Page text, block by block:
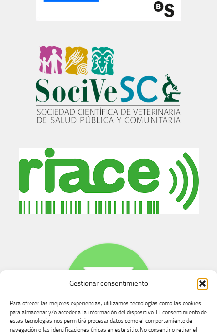
Gestionar consentimiento
Para ofrecer las mejores experiencias, utilizamos tecnologías como las cookies
para almacenar y/o acceder a la información del dispositivo. El consentimiento de
estas tecnologías nos permitirá procesar datos como el comportamiento de
navegación o las identificaciones únicas en este sitio. No consentir o retirar el